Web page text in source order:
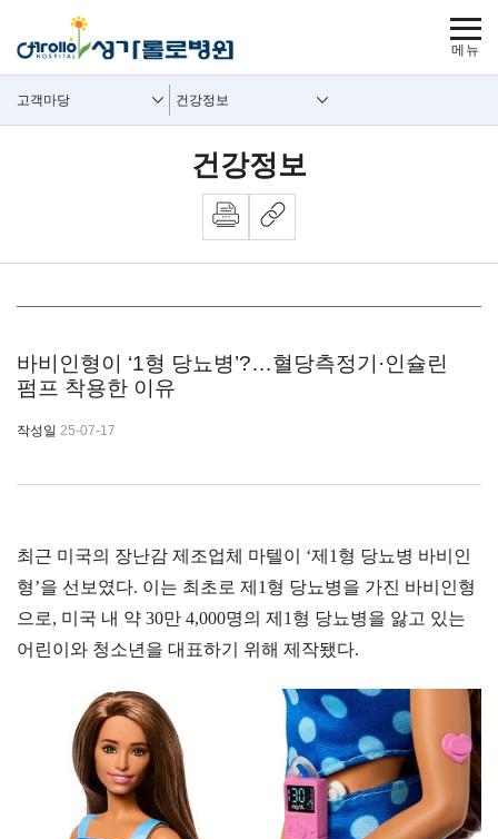
사이트
보조메뉴
고객마당 건강정보
건강정보
바비인형이 ‘1형 당뇨병’?…혈당측정기·인슐린
펌프 착용한 이유
작성일 25-07-17
최근 미국의 장난감 제조업체 마텔이 ‘제1형 당뇨병 바비인
형’을 선보였다. 이는 최초로 제1형 당뇨병을 가진 바비인형
으로, 미국 내 약 30만 4,000명의 제1형 당뇨병을 앓고 있는
어린이와 청소년을 대표하기 위해 제작됐다.